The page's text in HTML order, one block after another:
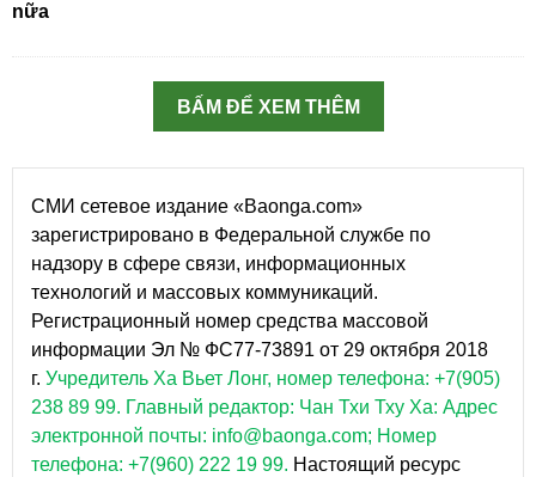
nữa
BẤM ĐỂ XEM THÊM
СМИ сетевое издание «Baonga.com»
зарегистрировано в Федеральной службе по
надзору в сфере связи, информационных
технологий и массовых коммуникаций.
Регистрационный номер средства массовой
информации Эл № ФС77-73891 от 29 октября 2018
г. Учредитель Ха Вьет Лонг, номер телефона: +7(905)
238 89 99. Главный редактор: Чан Тхи Тху Ха: Адрес
электронной почты: info@baonga.com; Номер
телефона: +7(960) 222 19 99. Настоящий ресурс